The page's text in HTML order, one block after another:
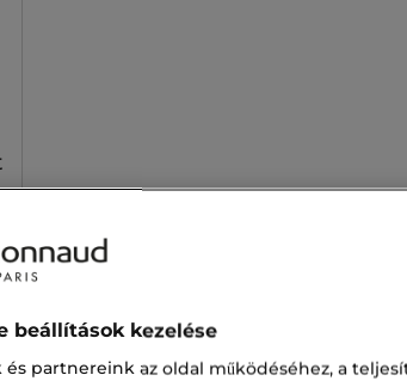
beállítások kezelése
és partnereink az oldal működéséhez, a